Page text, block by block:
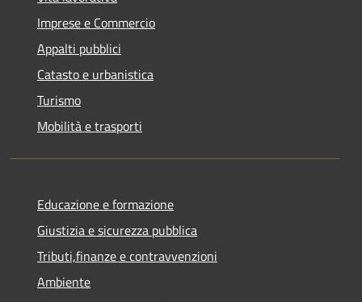
Imprese e Commercio
Appalti pubblici
Catasto e urbanistica
Turismo
Mobilità e trasporti
Educazione e formazione
Giustizia e sicurezza pubblica
Tributi,finanze e contravvenzioni
Ambiente